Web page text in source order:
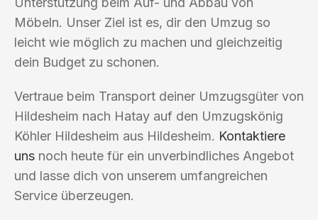
Möbeln. Unser Ziel ist es, dir den Umzug so
leicht wie möglich zu machen und gleichzeitig
dein Budget zu schonen.
Vertraue beim Transport deiner Umzugsgüter von
Hildesheim nach Hatay auf den Umzugskönig
Köhler Hildesheim aus Hildesheim. Kontaktiere
uns noch heute für ein unverbindliches Angebot
und lasse dich von unserem umfangreichen
Service überzeugen.